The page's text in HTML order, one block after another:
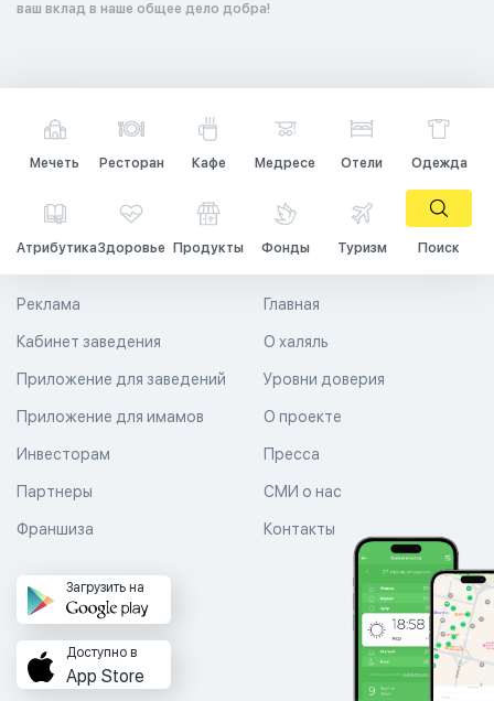
ваш вклад в наше общее дело добра!
Мечеть Ресторан Кафе Медресе Отели Одежда
АтрибутикаЗдоровье Продукты Фонды Туризм Поиск
Главная
О халяль
Уровни доверия
Реклама
Кабинет заведения
Приложение для заведений
Приложение для имамов О проекте
Пресса
СМИ о нас
Контакты
Инвесторам
Партнеры
Франшиза
Загрузить на
Доступно в
App Store